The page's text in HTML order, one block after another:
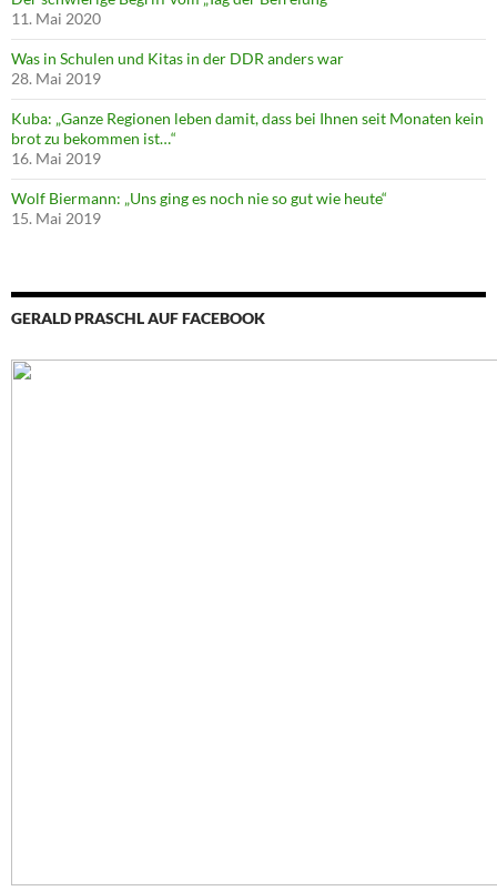
11. Mai 2020
Was in Schulen und Kitas in der DDR anders war
28. Mai 2019
Kuba: „Ganze Regionen leben damit, dass bei Ihnen seit Monaten kein
brot zu bekommen ist…“
16. Mai 2019
Wolf Biermann: „Uns ging es noch nie so gut wie heute“
15. Mai 2019
GERALD PRASCHL AUF FACEBOOK